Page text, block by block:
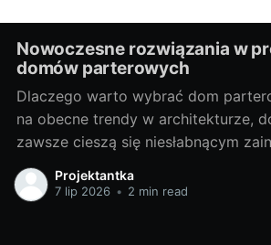
Nowoczesne rozwiązania w
domów parterowych
Dlaczego warto wybrać dom
na obecne trendy w architekturze,
zawsze cieszą się niesłabnącym
Wynika to przede wszystkim z ich
Mają one wiele zalet, które składają
Projektantka
7 lip 2026 • 2 min read